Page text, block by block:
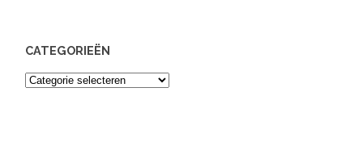
CATEGORIEËN
Categorieën